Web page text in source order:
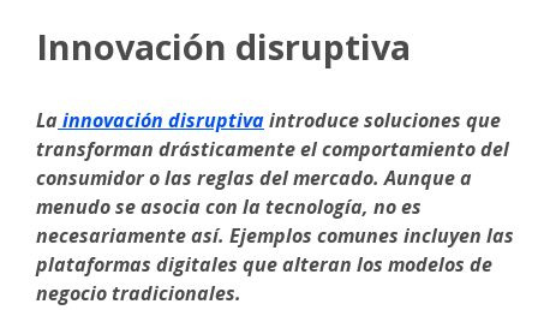
Innovación disruptiva
Lainnovación disruptivaintroduce soluciones que
transforman drásticamente el comportamiento del
consumidor o las reglas del mercado. Aunque a
menudo se asocia con la tecnología, no es
necesariamente así. Ejemplos comunes incluyen las
plataformas digitales que alteran los modelos de
negocio tradicionales.